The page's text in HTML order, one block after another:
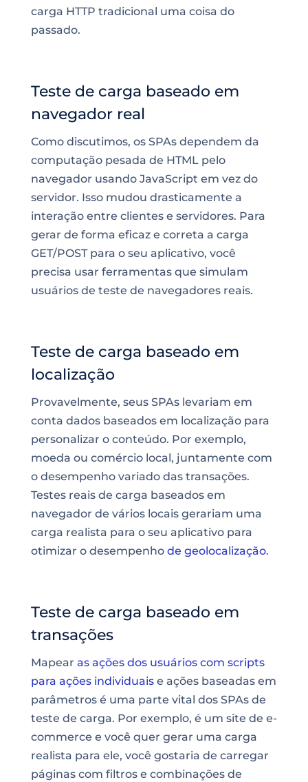
carga HTTP tradicional uma coisa do
passado.
Teste de carga baseado em
navegador real
Como discutimos, os SPAs dependem da
computação pesada de HTML pelo
navegador usando JavaScript em vez do
servidor. Isso mudou drasticamente a
interação entre clientes e servidores. Para
gerar de forma eficaz e correta a carga
GET/POST para o seu aplicativo, você
precisa usar ferramentas que simulam
usuários de teste de navegadores reais.
Teste de carga baseado em
localização
Provavelmente, seus SPAs levariam em
conta dados baseados em localização para
personalizar o conteúdo. Por exemplo,
moeda ou comércio local, juntamente com
o desempenho variado das transações.
Testes reais de carga baseados em
navegador de vários locais gerariam uma
carga realista para o seu aplicativo para
otimizar o desempenho de geolocalização.
Teste de carga baseado em
transações
Mapear as ações dos usuários com scripts
para ações individuaise ações baseadas em
parâmetros é uma parte vital dos SPAs de
teste de carga. Por exemplo, é um site de e-
commerce e você quer gerar uma carga
realista para ele, você gostaria de carregar
páginas com filtros e combinações de